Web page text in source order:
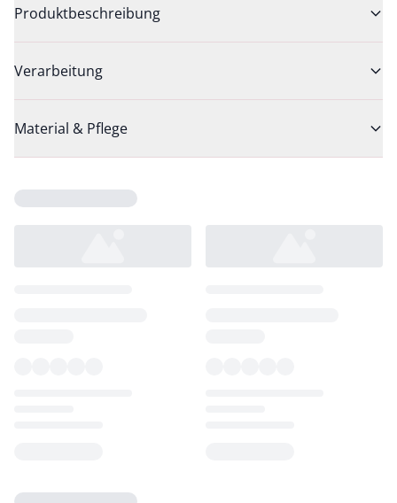
Produktbeschreibung
Verarbeitung
Material & Pflege